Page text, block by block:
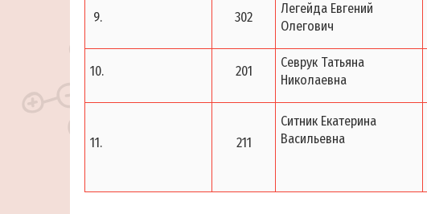
9. 302
Легейда Евгений
Олегович
10. 201
Севрук Татьяна
Николаевна
11. 211
Ситник Екатерина
Васильевна